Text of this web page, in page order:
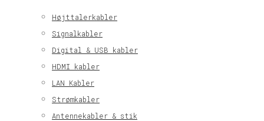
Højttalerkabler
Signalkabler
Digital & USB kabler
HDMI kabler
LAN Kabler
Strømkabler
Antennekabler & stik